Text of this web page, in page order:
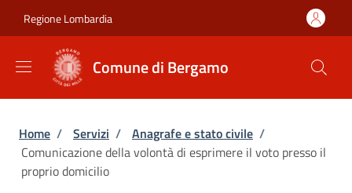
Regione Lombardia
Comune di Bergamo
Briciole di pane
Home / Servizi / Anagrafe e stato civile /
Comunicazione della volontà di esprimere il voto presso il
proprio domicilio